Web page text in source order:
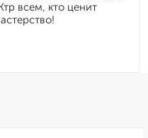
всем, кто ценит